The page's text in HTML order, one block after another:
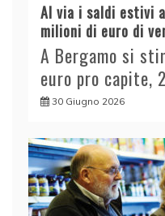
Al via i saldi estivi
milioni di euro di
A Bergamo si
euro pro capite,
30 Giugno 2026